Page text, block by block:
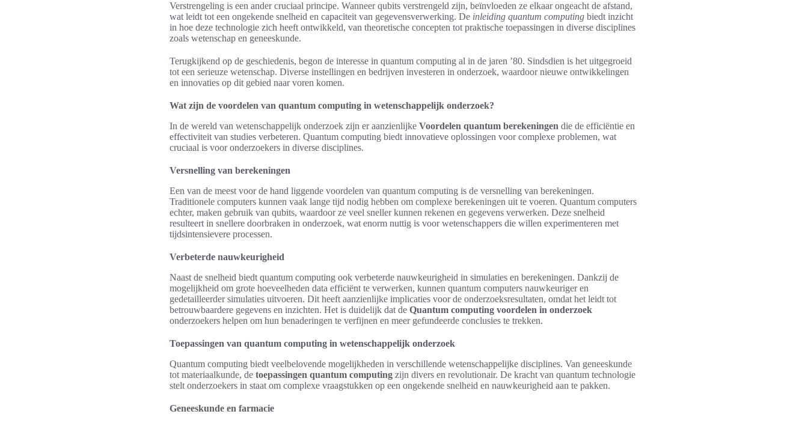
Verstrengeling is een ander cruciaal principe. Wanneer qubits verstrengeld zijn, beïnvloeden ze elkaar ongeacht de afstand,
wat leidt tot een ongekende snelheid en capaciteit van gegevensverwerking. De inleiding quantum computing biedt inzicht
in hoe deze technologie zich heeft ontwikkeld, van theoretische concepten tot praktische toepassingen in diverse disciplines
zoals wetenschap en geneeskunde.
Terugkijkend op de geschiedenis, begon de interesse in quantum computing al in de jaren ’80. Sindsdien is het uitgegroeid
tot een serieuze wetenschap. Diverse instellingen en bedrijven investeren in onderzoek, waardoor nieuwe ontwikkelingen
en innovaties op dit gebied naar voren komen.
Wat zijn de voordelen van quantum computing in wetenschappelijk onderzoek?
In de wereld van wetenschappelijk onderzoek zijn er aanzienlijke Voordelen quantum berekeningen die de efficiëntie en
effectiviteit van studies verbeteren. Quantum computing biedt innovatieve oplossingen voor complexe problemen, wat
cruciaal is voor onderzoekers in diverse disciplines.
Versnelling van berekeningen
Een van de meest voor de hand liggende voordelen van quantum computing is de versnelling van berekeningen.
Traditionele computers kunnen vaak lange tijd nodig hebben om complexe berekeningen uit te voeren. Quantum computers
echter, maken gebruik van qubits, waardoor ze veel sneller kunnen rekenen en gegevens verwerken. Deze snelheid
resulteert in snellere doorbraken in onderzoek, wat enorm nuttig is voor wetenschappers die willen experimenteren met
tijdsintensievere processen.
Verbeterde nauwkeurigheid
Naast de snelheid biedt quantum computing ook verbeterde nauwkeurigheid in simulaties en berekeningen. Dankzij de
mogelijkheid om grote hoeveelheden data efficiënt te verwerken, kunnen quantum computers nauwkeuriger en
gedetailleerder simulaties uitvoeren. Dit heeft aanzienlijke implicaties voor de onderzoeksresultaten, omdat het leidt tot
betrouwbaardere gegevens en inzichten. Het is duidelijk dat de Quantum computing voordelen in onderzoek
onderzoekers helpen om hun benaderingen te verfijnen en meer gefundeerde conclusies te trekken.
Toepassingen van quantum computing in wetenschappelijk onderzoek
Quantum computing biedt veelbelovende mogelijkheden in verschillende wetenschappelijke disciplines. Van geneeskunde
tot materiaalkunde, de toepassingen quantum computing zijn divers en revolutionair. De kracht van quantum technologie
stelt onderzoekers in staat om complexe vraagstukken op een ongekende snelheid en nauwkeurigheid aan te pakken.
Geneeskunde en farmacie